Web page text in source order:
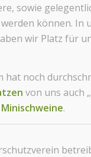
sowie
können. In
wir Platz für
hat noch
von uns auch
schweine.